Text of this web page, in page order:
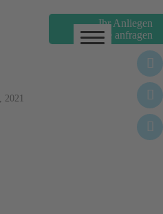
Ihr Anliegen
online anfragen
2021